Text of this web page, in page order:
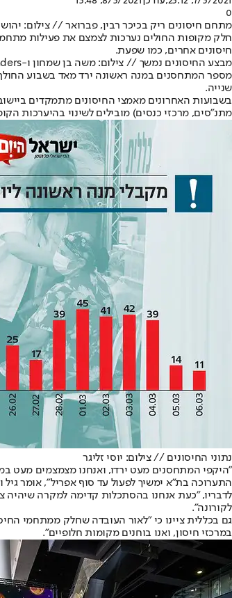
0
מתחם חיסונים ריק בכיכר רבין, פברואר // צילום:
חלק מקופות החולים נערכות לצמצם את פעילות
חיסונים אחרים, כמו שפעת.
מבצע החיסונים נמשך // צילום: משה בן שמחון ו-Newsenders
שנייה.
בשבועות האחרונים מאמצי החיסונים מתמקדים
מתנ"סים, מרכזי כנסים) מובילים לשינוי בהיערכות
נתוני החיסונים // צילום: יוסי זליגר
התערוכה בת"א ימשיך לפעול עד סוף אפריל", אומר גיל
לדבריו, "כעת אנחנו בהסתכלות קדימה למקרה שיהיה
לקורונה".
גם בכללית ציינו כי "לאור העובדה שחלק ממתחמי
במרכזי חיסון, ואנו בוחנים מקומות חלופיים".